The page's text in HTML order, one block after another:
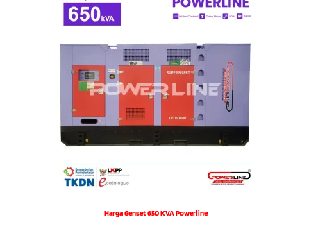
Harga Genset 650 KVA Powerline